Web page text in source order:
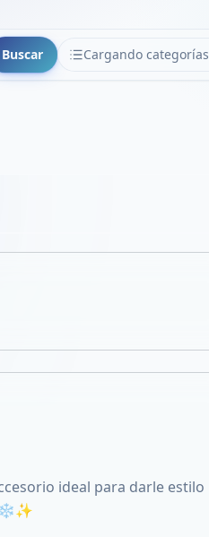
Buscar Cargando categorías
CATEGORÍAS
ideal para darle estilo
❄️✨